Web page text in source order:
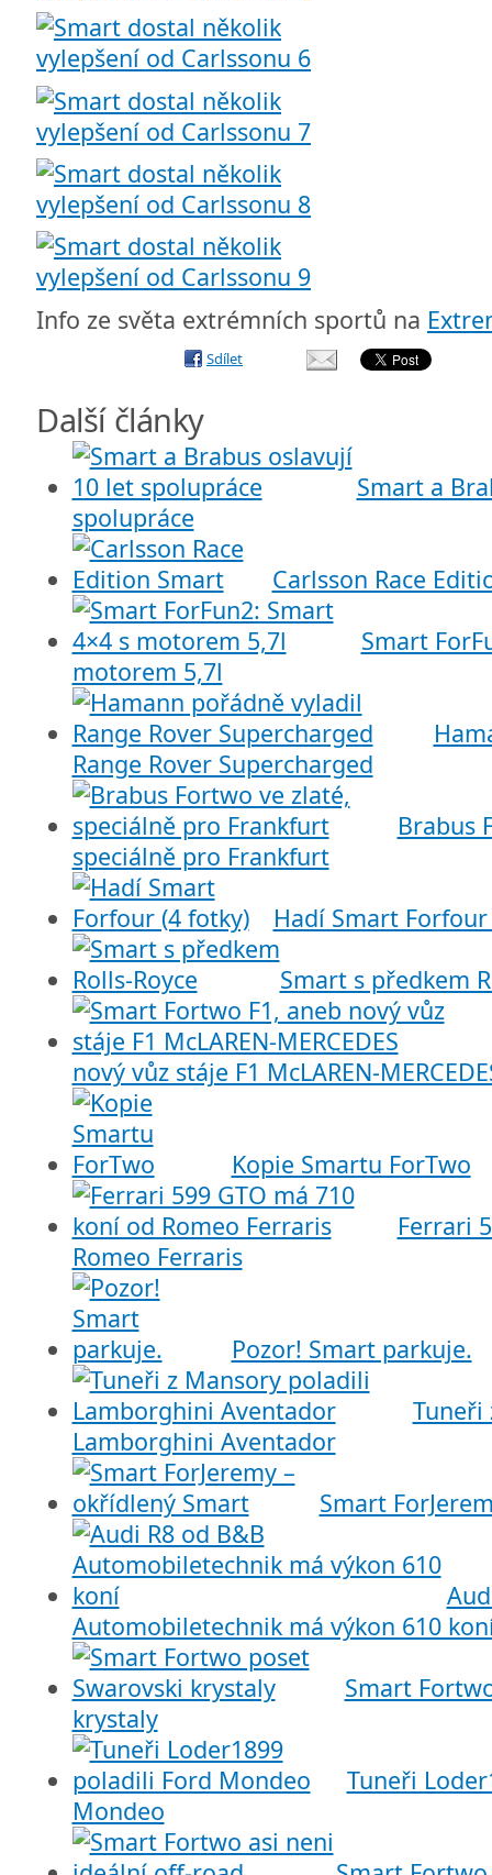
Info ze světa extrémních sportů na
Sdílet
Další články
Smart a
spolupráce
Carlsson Race
Smart
motorem 5,7l
Range Rover Supercharged
Brabus
speciálně pro Frankfurt
Hadí Smart
Smart s předkem
nový vůz stáje F1 McLAREN-
Kopie Smartu ForTwo
Ferrari
Romeo Ferraris
Pozor! Smart parkuje.
Tuneři
Lamborghini Aventador
Smart
Automobiletechnik má výkon 610
Smart
krystaly
Tuneři
Mondeo